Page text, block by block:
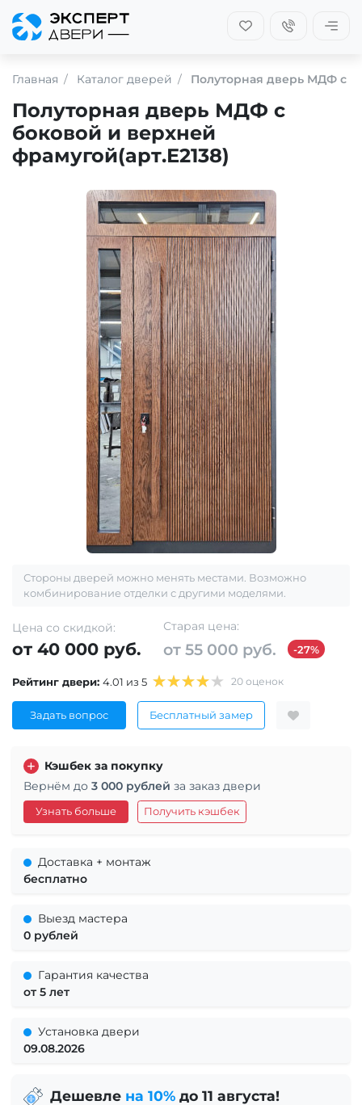
Главная Каталог дверей Полуторная дверь МДФ с
Полуторная дверь МДФ с
боковой и верхней
фрамугой(арт.Е2138)
Стороны дверей можно менять местами. Возможно
комбинирование отделки с другими моделями.
Цена со скидкой:
от 40 000 руб.
Старая цена:
от 55 000 руб. -27%
Рейтинг двери: 4.01 из 5 20 оценок
Задать вопрос Бесплатный замер
Кэшбек за покупку
Вернём до 3 000 рублей за заказ двери
Узнать больше Получить кэшбек
Доставка + монтаж
бесплатно
Выезд мастера
0 рублей
Гарантия качества
от 5 лет
Установка двери
09.08.2026
Дешевле на 10%до 11 августа!